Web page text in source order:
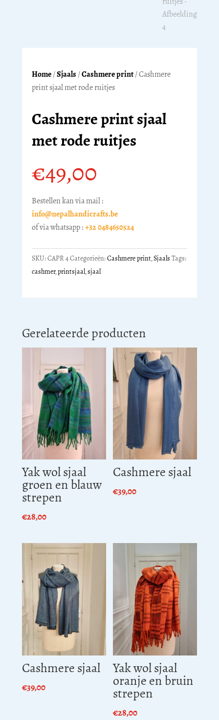
Home/Sjaals /Cashmere print/ Cashmere
print sjaal met rode ruitjes
Cashmere print sjaal
met rode ruitjes
€49,00
Bestellen kan via mail :
info@nepalhandicrafts.be
of via whatsapp :+32 0484650524
SKU:CAPR 4Categorieën:Cashmere print,SjaalsTags:
cashmer,printsjaal,sjaal
Gerelateerde producten
Yak wol sjaal
groen en blauw
strepen
€28,00
Cashmere sjaal
€39,00
Cashmere sjaal
€39,00
Yak wol sjaal
oranje en bruin
strepen
€28,00